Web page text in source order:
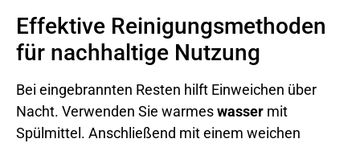
Effektive Reinigungsmethoden
für nachhaltige Nutzung
Bei eingebrannten Resten hilft Einweichen über
Nacht. Verwenden Sie warmeswasser mit
Spülmittel. Anschließend mit einem weichen